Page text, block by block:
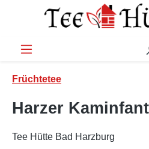
Zum Hauptinhalt springen
Früchtetee
Harzer
Tee Hütte Bad Harzburg